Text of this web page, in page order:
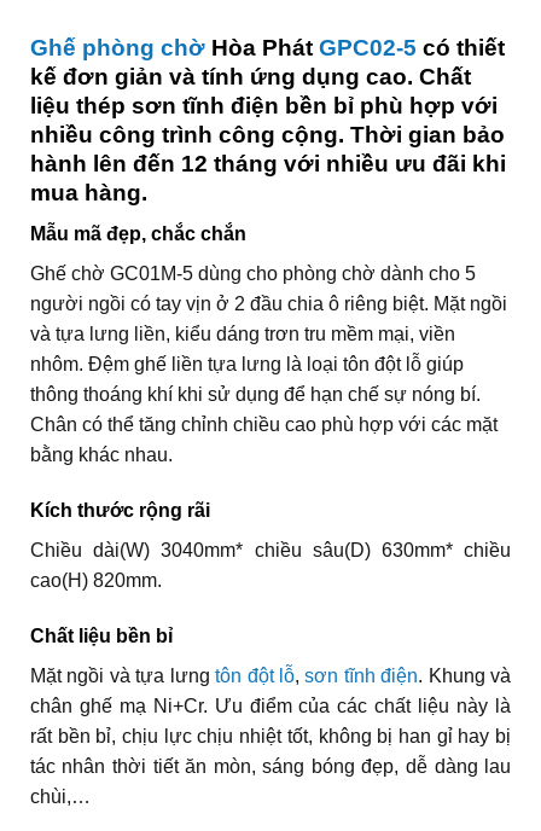
Ghế phòng chờHòa Phát GPC02-5 có thiết
kế đơn giản và tính ứng dụng cao. Chất
liệu thép sơn tĩnh điện bền bỉ phù hợp với
nhiều công trình công cộng. Thời gian bảo
hành lên đến 12 tháng với nhiều ưu đãi khi
mua hàng.
Mẫu mã đẹp, chắc chắn
Ghế chờ GC01M-5 dùng cho phòng chờ dành cho 5
người ngồi có tay vịn ở 2 đầu chia ô riêng biệt. Mặt ngồi
và tựa lưng liền, kiểu dáng trơn tru mềm mại, viền
nhôm. Đệm ghế liền tựa lưng là loại tôn đột lỗ giúp
thông thoáng khí khi sử dụng để hạn chế sự nóng bí.
Chân có thể tăng chỉnh chiều cao phù hợp với các mặt
bằng khác nhau.
Kích thước rộng rãi
Chiều dài(W) 3040mm* chiều sâu(D) 630mm* chiều
cao(H) 820mm.
Chất liệu bền bỉ
Mặt ngồi và tựa lưngtôn đột lỗ,sơn tĩnh điện. Khung và
chân ghế mạ Ni+Cr. Ưu điểm của các chất liệu này là
rất bền bỉ, chịu lực chịu nhiệt tốt, không bị han gỉ hay bị
tác nhân thời tiết ăn mòn, sáng bóng đẹp, dễ dàng lau
chùi,…